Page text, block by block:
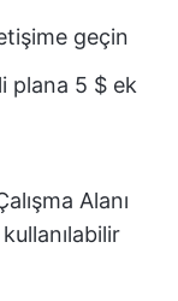
geçin
plana 5 $ ek
Alanı
kullanılabilir